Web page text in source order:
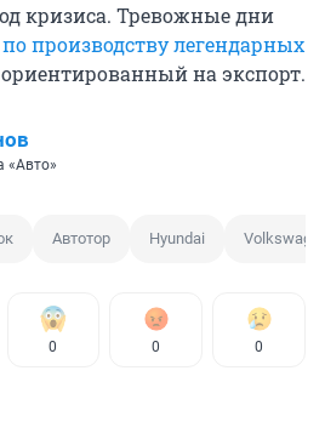
кризиса. Тревожные дни
по производству легендарных
ориентированный на экспорт.
«Авто»
Автотор Hyundai
0 0 0